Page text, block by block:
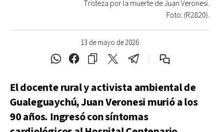
13 de mayo de 2026
Tristeza por la muerte de Juan Veronesi.
Foto: (R2820).
El docente rural y activista ambiental de
Gualeguaychú, Juan Veronesi murió a los
90 años. Ingresó con síntomas